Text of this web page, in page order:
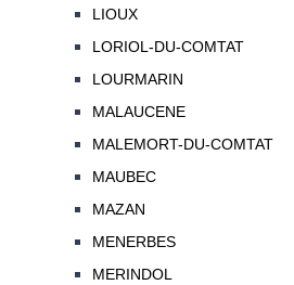
LIOUX
LORIOL-DU-COMTAT
LOURMARIN
MALAUCENE
MALEMORT-DU-COMTAT
MAUBEC
MAZAN
MENERBES
MERINDOL